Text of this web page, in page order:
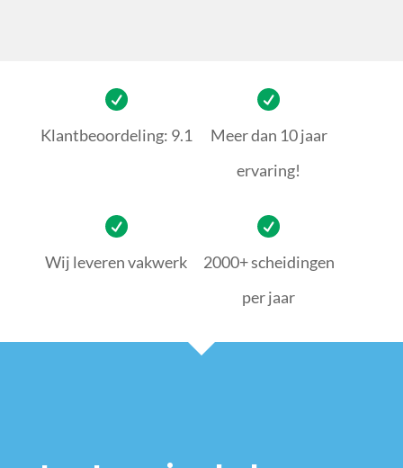
Klantbeoordeling: 9.1
Meer dan 10 jaar
ervaring!
Wij leveren vakwerk
2000+ scheidingen
per jaar